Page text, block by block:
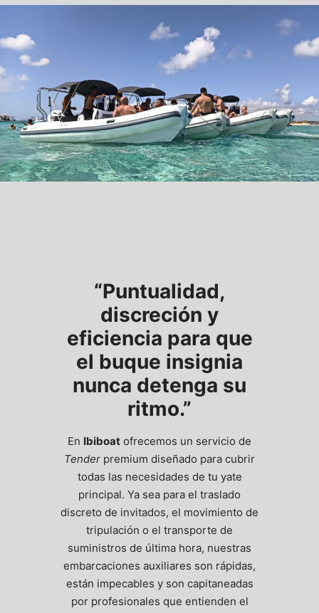
“Puntualidad,
discreción y
eficiencia para que
el buque insignia
nunca detenga su
ritmo.”
En Ibiboat ofrecemos un servicio de
Tender premium diseñado para cubrir
todas las necesidades de tu yate
principal. Ya sea para el traslado
discreto de invitados, el movimiento de
tripulación o el transporte de
suministros de última hora, nuestras
embarcaciones auxiliares son rápidas,
están impecables y son capitaneadas
por profesionales que entienden el